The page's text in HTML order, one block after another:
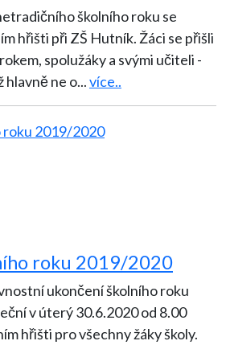
školního roku se
hřišti při ZŠ Hutník. Žáci se přišli
spolužáky a svými učiteli -
hlavně ne o...více..
roku 2019/2020
ukončení školního roku
v úterý 30.6.2020 od 8.00
hřišti pro všechny žáky školy.